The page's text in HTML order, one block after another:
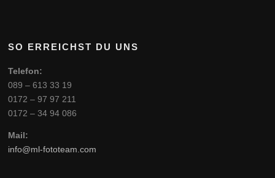
SO ERREICHST DU UNS
Telefon:
089 – 613 33 19
0172 – 97 97 211
0172 – 34 94 086
Mail:
info@ml-fototeam.com